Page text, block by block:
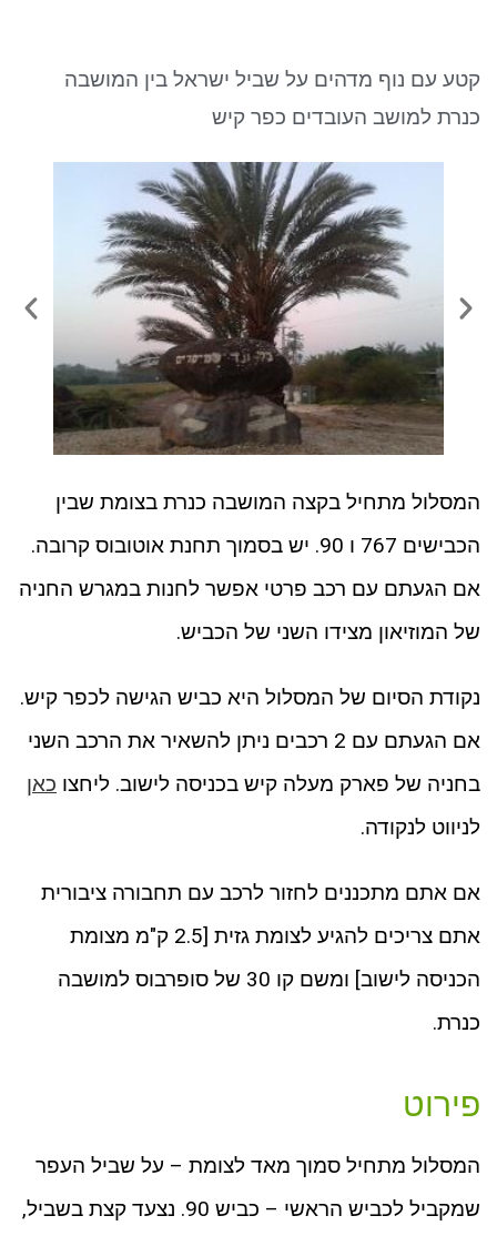
לאפס את כל האפשרויות
קטע עם נוף מדהים על שביל ישראל בין המושבה
כנרת למושב העובדים כפר קיש
המסלול מתחיל בקצה המושבה כנרת בצומת שבין
הכבישים 767 ו 90. יש בסמוך תחנת אוטובוס קרובה.
אם הגעתם עם רכב פרטי אפשר לחנות במגרש החניה
של המוזיאון מצידו השני של הכביש.
נקודת הסיום של המסלול היא כביש הגישה לכפר קיש.
אם הגעתם עם 2 רכבים ניתן להשאיר את הרכב השני
בחניה של פארק מעלה קיש בכניסה לישוב. ליחצו כאן
לניווט לנקודה.
אם אתם מתכננים לחזור לרכב עם תחבורה ציבורית
אתם צריכים להגיע לצומת גזית [2.5 ק"מ מצומת
הכניסה לישוב] ומשם קו 30 של סופרבוס למושבה
כנרת.
פירוט
המסלול מתחיל סמוך מאד לצומת – על שביל העפר
שמקביל לכביש הראשי – כביש 90. נצעד קצת בשביל,